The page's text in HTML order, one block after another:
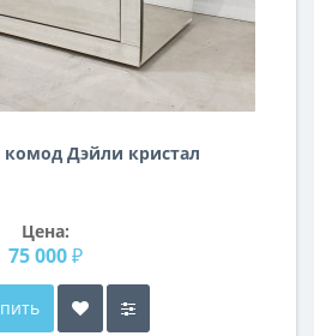
Дэйли кристал
Цена:
75 000 ₽